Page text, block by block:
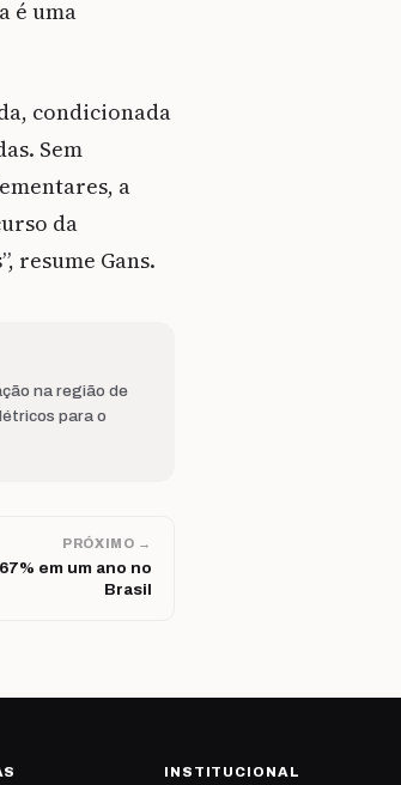
é uma
condicionada
Sem
a
da
resume Gans.
na região de
para o
PRÓXIMO →
em um ano no
Brasil
INSTITUCIONAL